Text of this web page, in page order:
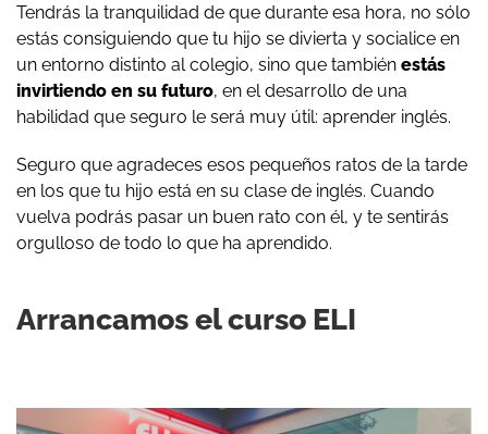
Tendrás la tranquilidad de que durante esa hora, no sólo
estás consiguiendo que tu hijo se divierta y socialice en
un entorno distinto al colegio, sino que también estás
invirtiendo en su futuro, en el desarrollo de una
habilidad que seguro le será muy útil: aprender inglés.
Seguro que agradeces esos pequeños ratos de la tarde
en los que tu hijo está en su clase de inglés. Cuando
vuelva podrás pasar un buen rato con él, y te sentirás
orgulloso de todo lo que ha aprendido.
Arrancamos el curso ELI